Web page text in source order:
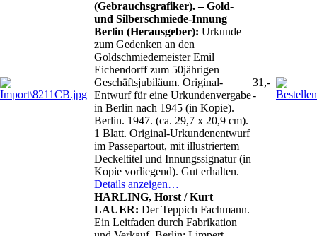
(Gebrauchsgrafiker). – Gold-
und Silberschmiede-Innung
Berlin (Herausgeber): Urkunde
zum Gedenken an den
Goldschmiedemeister Emil
Eichendorff zum 50jährigen
Geschäftsjubiläum. Original-
Entwurf für eine Urkundenvergabe
in Berlin nach 1945 (in Kopie).
Berlin. 1947. (ca. 29,7 x 20,9 cm).
1 Blatt. Original-Urkundenentwurf
im Passepartout, mit illustriertem
Deckeltitel und Innungssignatur (in
Kopie vorliegend). Gut erhalten.
Details anzeigen…
31,-
-
HARLING, Horst / Kurt
LAUER: Der Teppich Fachmann.
Ein Leitfaden durch Fabrikation